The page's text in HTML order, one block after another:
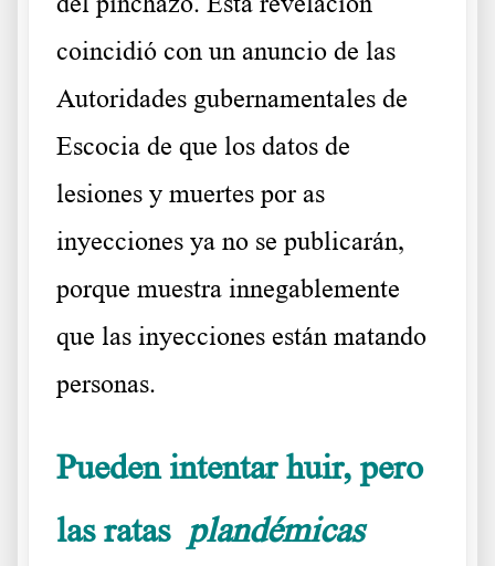
coincidió con un anuncio de las
Autoridades gubernamentales de
Escocia de que los datos de
lesiones y muertes por as
inyecciones ya no se publicarán,
porque muestra innegablemente
que las inyecciones están matando
personas.
Pueden intentar huir, pero
las ratas plandémicas